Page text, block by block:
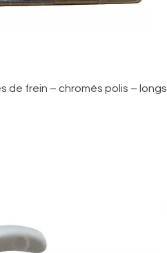
rapide
de frein – chromés polis – longs